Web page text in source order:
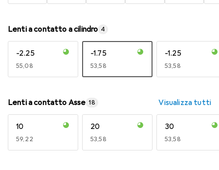
Lenti a contatto a cilindro 4
-2.25
EUR
55,08
-1.75
EUR
53,58
-1.25
EUR
53,58
Lenti a contatto Asse 18 Visualizza tutti
10
EUR
59,22
20
EUR
53,58
30
EUR
53,58